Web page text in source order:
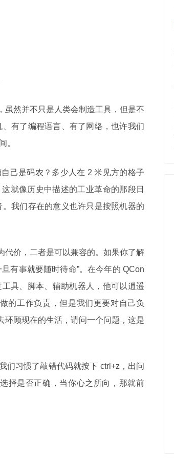
虽然并不只是人类会制造工具，但是不
有了编程语言、有了网络，也许我们
。
己是码农？多少人在 2 米见方的格子
就像历史中描述的工业革命的那段日
我们存在的意义也许只是按照机器的
代价，二者是可以兼容的。如果你了解
有事就要随时待命”。在今年的 QCon
具、脚本、辅助机器人，他可以逍遥
的工作负责，但是我们更要对自己负
环顾现在的生活，请问一个问题，这是
们习惯了敲错代码就按下 ctrl+z，出问
择是否正确，当你心之所向，那就前